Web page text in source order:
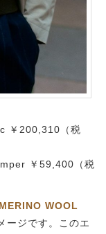
￥200,310（税
￥59,400（税
WOOL
ージです。このエ